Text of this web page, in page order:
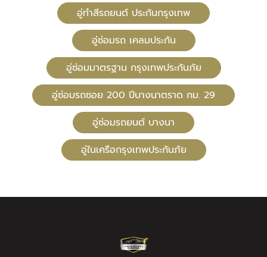
อู่ทําสีรถยนต์ ประกันกรุงเทพ
อู่ซ่อมรถ เคลมประกัน
อู่ซ่อมมาตรฐาน กรุงเทพประกันภัย
อู่ซ่อมรถซอย 200 ปีบางนาตราด กม. 29
อู่ซ่อมรถยนต์ บางนา
อู่ในเครือกรุงเทพประกันภัย